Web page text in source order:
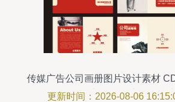
传媒广告公司画册图片设计素材
资源整合与代理代办服务指
更新时间：2026-08-06